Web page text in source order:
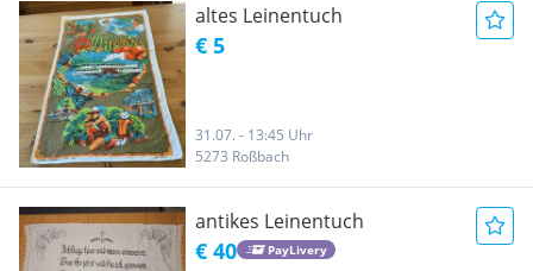
altes Leinentuch
€ 5
31.07. - 13:45 Uhr
5273 Roßbach
antikes Leinentuch
€ 40 PayLivery